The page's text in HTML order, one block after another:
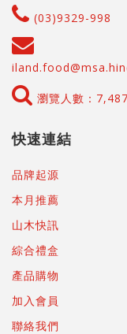
(03)9329-998
瀏覽人數：
快速連結
品牌起源
本月推薦
山木快訊
綜合禮盒
產品購物
加入會員
聯絡我們